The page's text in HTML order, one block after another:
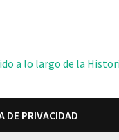
a lo largo de la
DE PRIVACIDAD